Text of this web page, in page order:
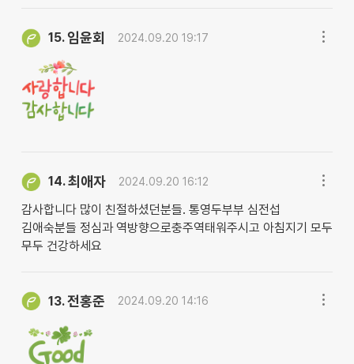
15. 임윤회 2024.09.20 19:17
14.최애자 2024.09.20 16:12
감사합니다 많이 친절하셨던분들. 통영두부부 심전섭
김애숙분들 정심과 역방향으로충주역태워주시고 아침지기 모두
무두 건강하세요
13.전홍준 2024.09.20 14:16